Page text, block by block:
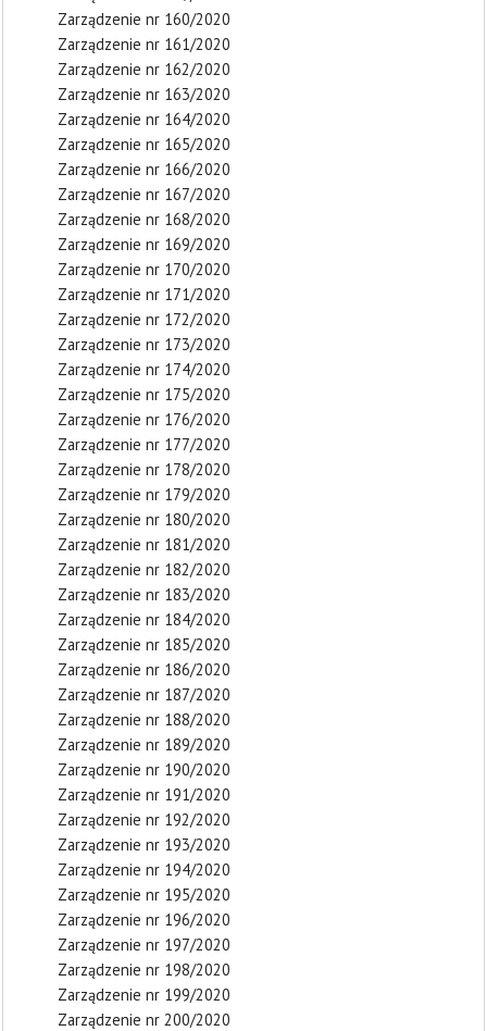
Zarządzenie nr 160/2020
Zarządzenie nr 161/2020
Zarządzenie nr 162/2020
Zarządzenie nr 163/2020
Zarządzenie nr 164/2020
Zarządzenie nr 165/2020
Zarządzenie nr 166/2020
Zarządzenie nr 167/2020
Zarządzenie nr 168/2020
Zarządzenie nr 169/2020
Zarządzenie nr 170/2020
Zarządzenie nr 171/2020
Zarządzenie nr 172/2020
Zarządzenie nr 173/2020
Zarządzenie nr 174/2020
Zarządzenie nr 175/2020
Zarządzenie nr 176/2020
Zarządzenie nr 177/2020
Zarządzenie nr 178/2020
Zarządzenie nr 179/2020
Zarządzenie nr 180/2020
Zarządzenie nr 181/2020
Zarządzenie nr 182/2020
Zarządzenie nr 183/2020
Zarządzenie nr 184/2020
Zarządzenie nr 185/2020
Zarządzenie nr 186/2020
Zarządzenie nr 187/2020
Zarządzenie nr 188/2020
Zarządzenie nr 189/2020
Zarządzenie nr 190/2020
Zarządzenie nr 191/2020
Zarządzenie nr 192/2020
Zarządzenie nr 193/2020
Zarządzenie nr 194/2020
Zarządzenie nr 195/2020
Zarządzenie nr 196/2020
Zarządzenie nr 197/2020
Zarządzenie nr 198/2020
Zarządzenie nr 199/2020
Zarządzenie nr 200/2020